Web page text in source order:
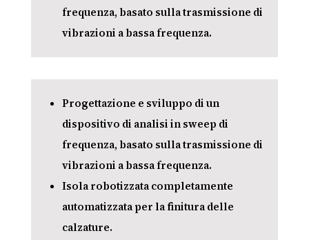
frequenza, basato sulla trasmissione di
vibrazioni a bassa frequenza.
Progettazione e sviluppo di un
dispositivo di analisi in sweep di
frequenza, basato sulla trasmissione di
vibrazioni a bassa frequenza.
Isola robotizzata completamente
automatizzata per la finitura delle
calzature.